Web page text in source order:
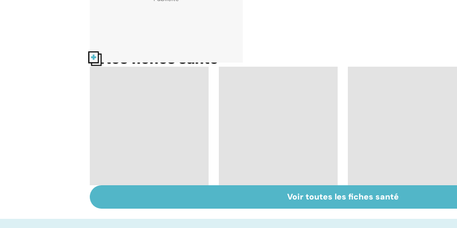
Nos fiches santé
pulmonaire
Tout savoir sur les
infections
Inflammation des
amygdales : que faire
Voir toutes les fiches santé